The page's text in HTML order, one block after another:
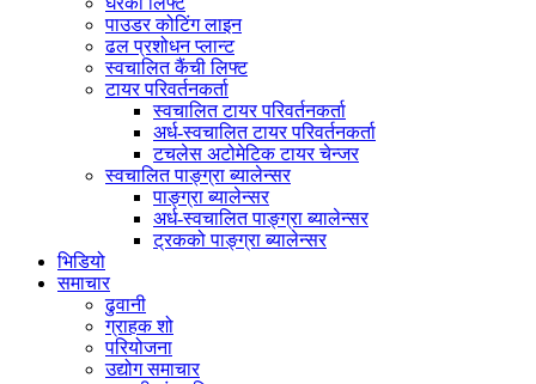
पाउडर कोटिंग लाइन
ढल प्रशोधन प्लान्ट
स्वचालित कैंची लिफ्ट
टायर परिवर्तनकर्ता
स्वचालित टायर परिवर्तनकर्ता
अर्ध-स्वचालित टायर परिवर्तनकर्ता
टचलेस अटोमेटिक टायर चेन्जर
स्वचालित पाङ्ग्रा ब्यालेन्सर
पाङ्ग्रा ब्यालेन्सर
अर्ध-स्वचालित पाङ्ग्रा ब्यालेन्सर
ट्रकको पाङ्ग्रा ब्यालेन्सर
भिडियो
समाचार
ढुवानी
ग्राहक शो
परियोजना
उद्योग समाचार